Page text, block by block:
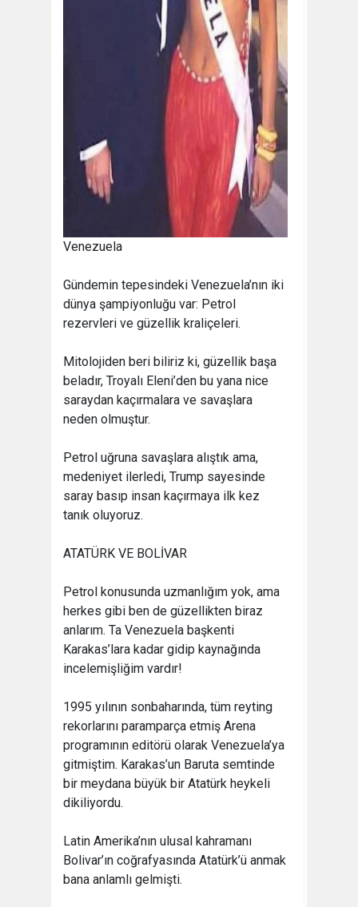
Venezuela
Gündemin tepesindeki Venezuela’nın iki
dünya şampiyonluğu var: Petrol
rezervleri ve güzellik kraliçeleri.
Mitolojiden beri biliriz ki, güzellik başa
beladır, Troyalı Eleni’den bu yana nice
saraydan kaçırmalara ve savaşlara
neden olmuştur.
Petrol uğruna savaşlara alıştık ama,
medeniyet ilerledi, Trump sayesinde
saray basıp insan kaçırmaya ilk kez
tanık oluyoruz.
ATATÜRK VE BOLİVAR
Petrol konusunda uzmanlığım yok, ama
herkes gibi ben de güzellikten biraz
anlarım. Ta Venezuela başkenti
Karakas’lara kadar gidip kaynağında
incelemişliğim vardır!
1995 yılının sonbaharında, tüm reyting
rekorlarını paramparça etmiş Arena
programının editörü olarak Venezuela’ya
gitmiştim. Karakas’un Baruta semtinde
bir meydana büyük bir Atatürk heykeli
dikiliyordu.
Latin Amerika’nın ulusal kahramanı
Bolivar’ın coğrafyasında Atatürk’ü anmak
bana anlamlı gelmişti.